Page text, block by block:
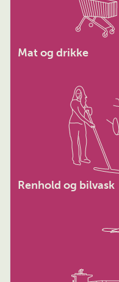
Mat og drikke
Renhold og bilvask